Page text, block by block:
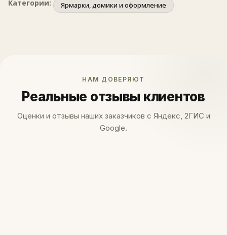
Категории: Ярмарки, домики и оформление
НАМ ДОВЕРЯЮТ
Реальные отзывы клиентов
Оценки и отзывы наших заказчиков с Яндекс, 2ГИС и
Google.